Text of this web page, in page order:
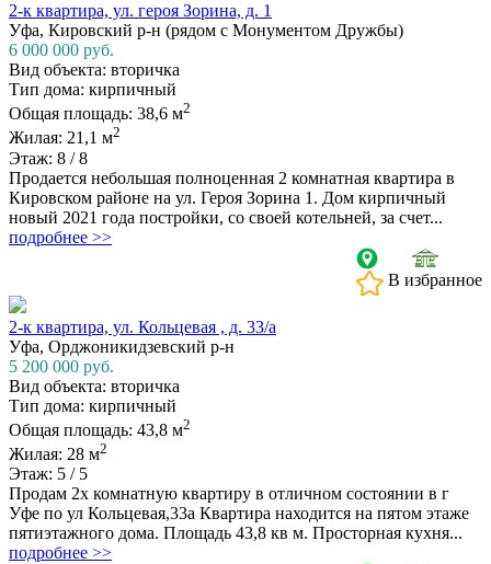
2-к квартира, ул. героя Зорина, д. 1
Уфа, Кировский р-н (рядом с Монументом Дружбы)
6 000 000 руб.
Вид объекта: вторичка
Тип дома: кирпичный
Общая площадь: 38,6 м2
Жилая: 21,1 м2
Этаж: 8 / 8
Продается небольшая полноценная 2 комнатная квартира в
Кировском районе на ул. Героя Зорина 1. Дом кирпичный
новый 2021 года постройки, со своей котельней, за счет...
подробнее >>
В избранное
2-к квартира, ул. Кольцевая , д. 33/а
Уфа, Орджоникидзевский р-н
5 200 000 руб.
Вид объекта: вторичка
Тип дома: кирпичный
Общая площадь: 43,8 м2
Жилая: 28 м2
Этаж: 5 / 5
Продам 2х комнатную квартиру в отличном состоянии в г
Уфе по ул Кольцевая,33а Квартира находится на пятом этаже
пятиэтажного дома. Площадь 43,8 кв м. Просторная кухня...
подробнее >>